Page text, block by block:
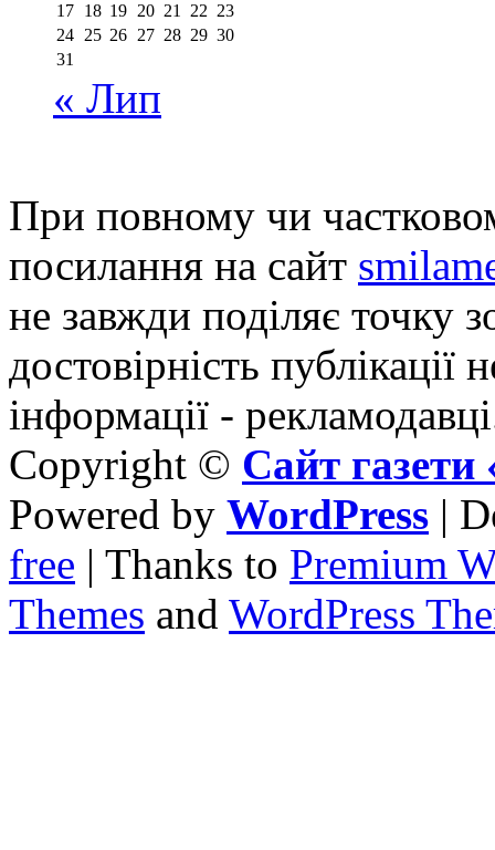
17 18 19 20 21 22 23
24 25 26 27 28 29 30
31
« Лип
При повному чи
посилання на сайт
не завжди поділяє точку
достовірність публікації
інформації -
Copyright © Сайт
Powered by WordPress |
free | Thanks to Premium
Themes and WordPress